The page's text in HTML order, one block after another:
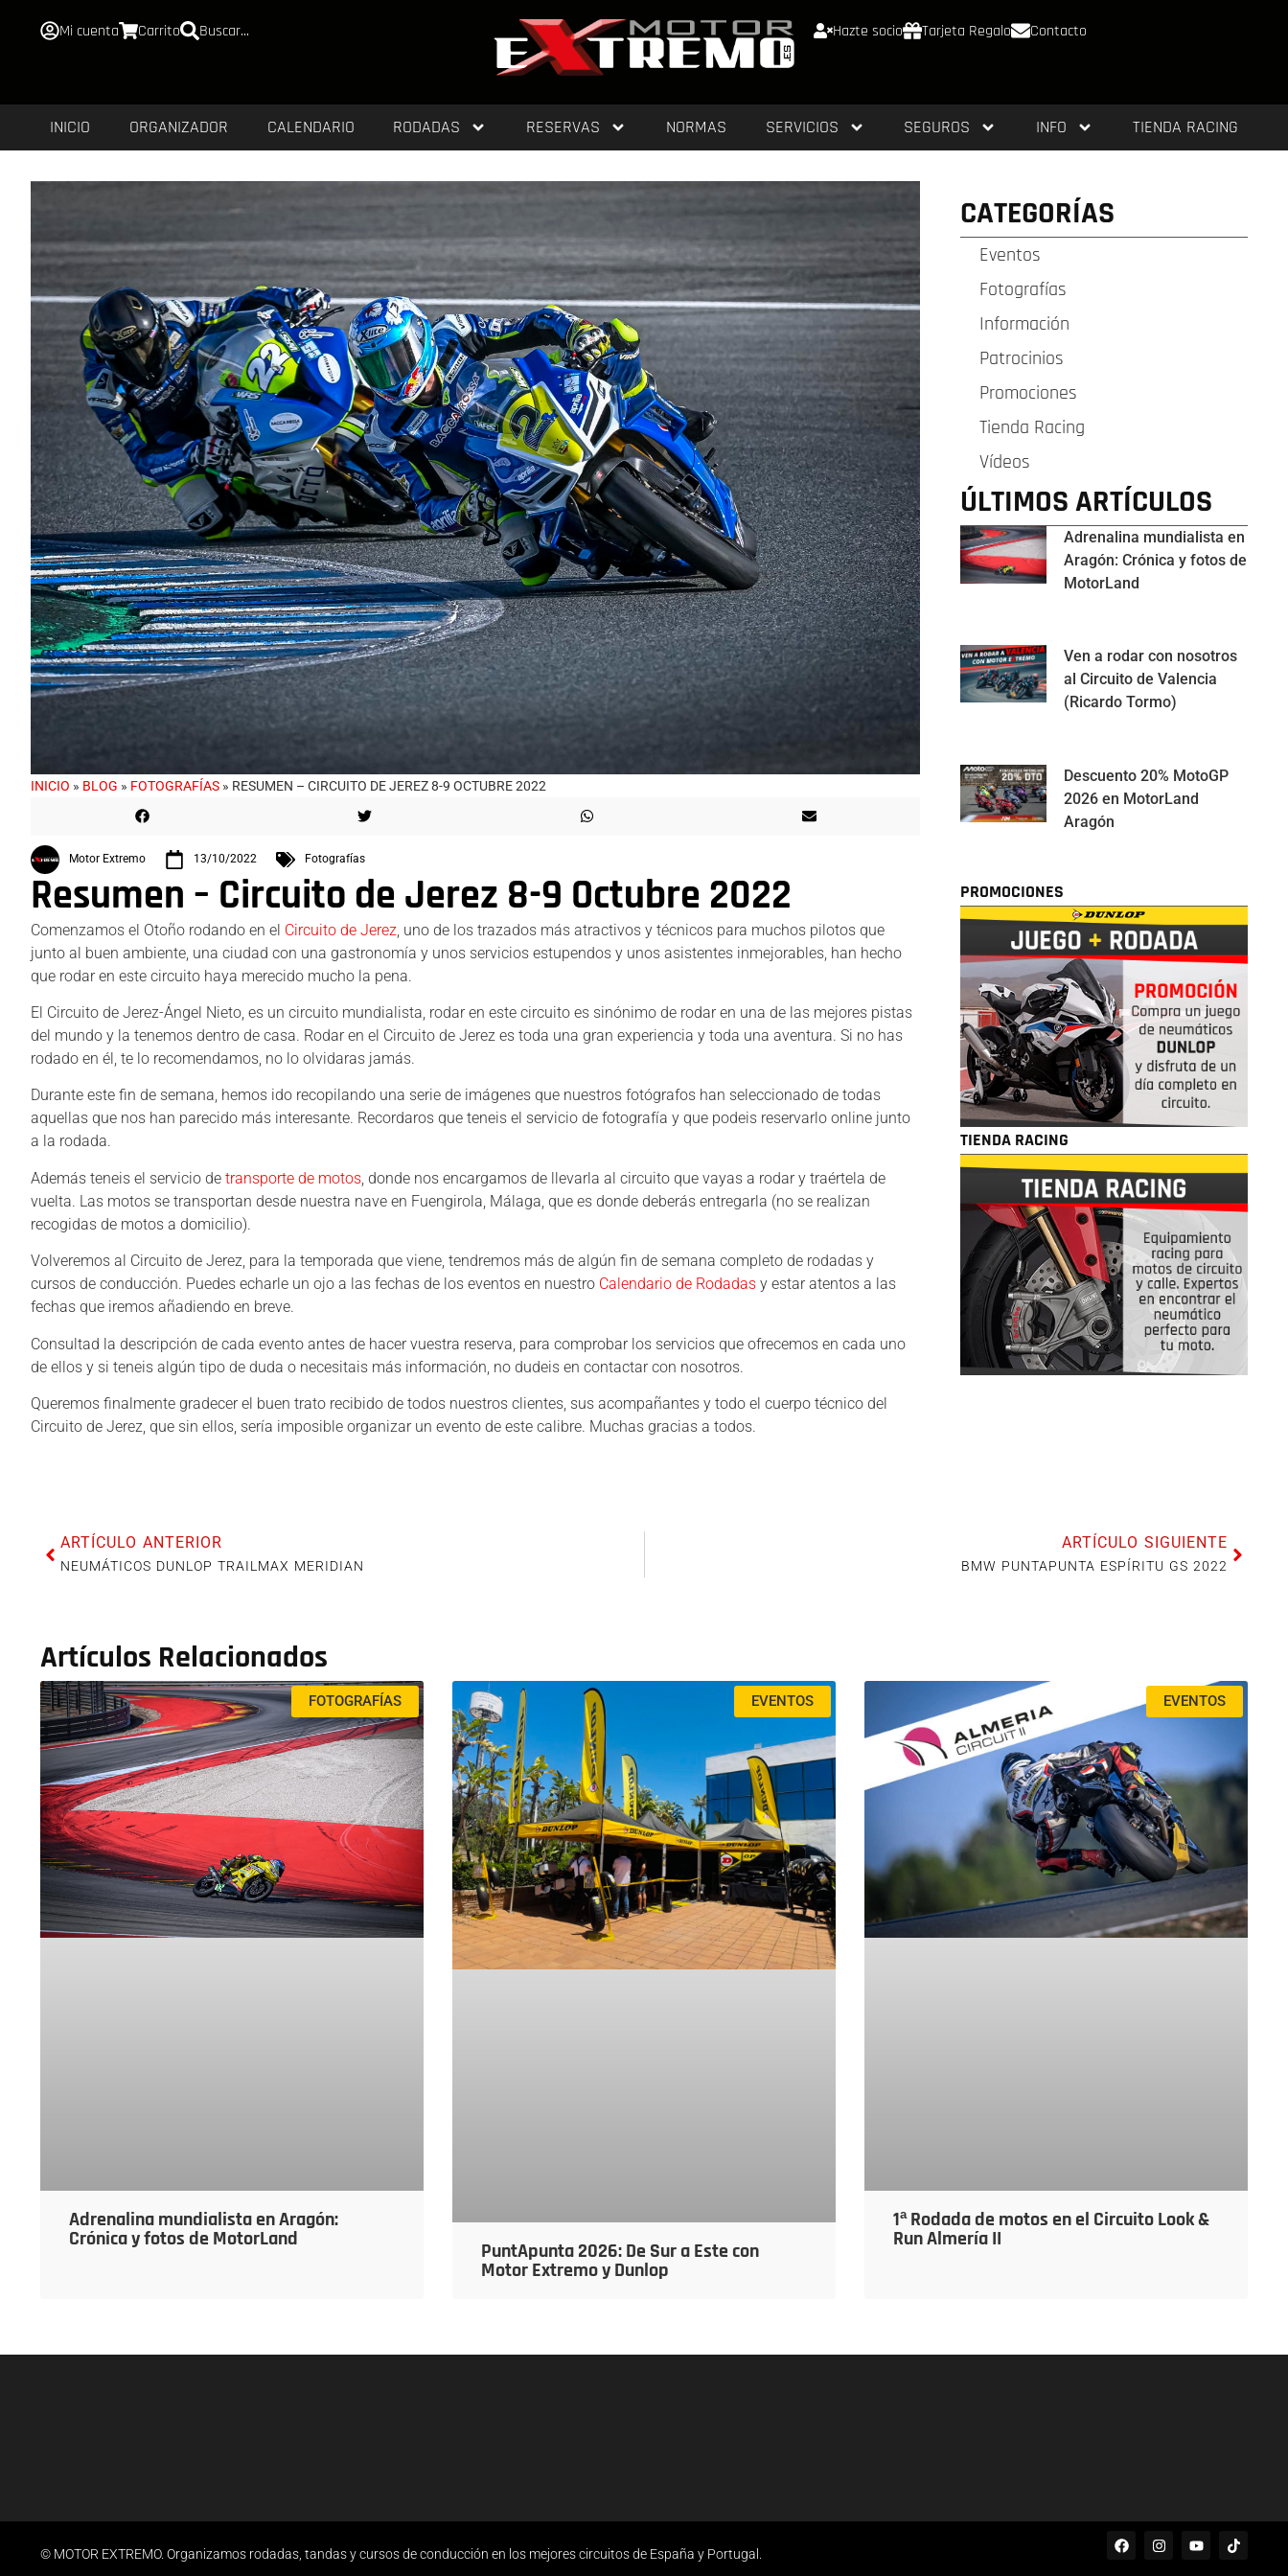
Mi cuenta Carrito Buscar... Hazte socio Tarjeta Regalo Contacto
INICIO ORGANIZADOR CALENDARIO RODADAS RESERVAS NORMAS SERVICIOS SEGUROS INFO TIENDA RACING
INICIO » BLOG » FOTOGRAFÍAS » RESUMEN – CIRCUITO DE JEREZ 8-9 OCTUBRE 2022
Motor Extremo 13/10/2022 Fotografías
Resumen – Circuito de Jerez 8-9 Octubre 2022
Comenzamos el Otoño rodando en el Circuito de Jerez , uno de los trazados más atractivos y técnicos para muchos pilotos que
junto al buen ambiente, una ciudad con una gastronomía y unos servicios estupendos y unos asistentes inmejorables, han hecho
que rodar en este circuito haya merecido mucho la pena.
El Circuito de Jerez-Ángel Nieto, es un circuito mundialista, rodar en este circuito es sinónimo de rodar en una de las mejores pistas
del mundo y la tenemos dentro de casa. Rodar en el Circuito de Jerez es toda una gran experiencia y toda una aventura. Si no has
rodado en él, te lo recomendamos, no lo olvidaras jamás.
Durante este fin de semana, hemos ido recopilando una serie de imágenes que nuestros fotógrafos han seleccionado de todas
aquellas que nos han parecido más interesante. Recordaros que teneis el servicio de fotografía y que podeis reservarlo online junto
a la rodada.
Además teneis el servicio de transporte de motos, donde nos encargamos de llevarla al circuito que vayas a rodar y traértela de
vuelta. Las motos se transportan desde nuestra nave en Fuengirola, Málaga, que es donde deberás entregarla (no se realizan
recogidas de motos a domicilio).
Volveremos al Circuito de Jerez, para la temporada que viene, tendremos más de algún fin de semana completo de rodadas y
cursos de conducción. Puedes echarle un ojo a las fechas de los eventos en nuestro Calendario de Rodadas y estar atentos a las
fechas que iremos añadiendo en breve.
Consultad la descripción de cada evento antes de hacer vuestra reserva, para comprobar los servicios que ofrecemos en cada uno
de ellos y si teneis algún tipo de duda o necesitais más información, no dudeis en contactar con nosotros.
Queremos finalmente gradecer el buen trato recibido de todos nuestros clientes, sus acompañantes y todo el cuerpo técnico del
Circuito de Jerez, que sin ellos, sería imposible organizar un evento de este calibre. Muchas gracias a todos.
CATEGORÍAS
Eventos
Fotografías
Información
Patrocinios
Promociones
Tienda Racing
Vídeos
ÚLTIMOS ARTÍCULOS
Adrenalina mundialista en
Aragón: Crónica y fotos de
MotorLand
Ven a rodar con nosotros
al Circuito de Valencia
(Ricardo Tormo)
Descuento 20% MotoGP
2026 en MotorLand
Aragón
PROMOCIONES
TIENDA RACING
ARTÍCULO ANTERIOR
NEUMÁTICOS DUNLOP TRAILMAX MERIDIAN
ARTÍCULO SIGUIENTE
BMW PUNTAPUNTA ESPÍRITU GS 2022
Artículos Relacionados
FOTOGRAFÍAS
Adrenalina mundialista en Aragón:
Crónica y fotos de MotorLand
EVENTOS
PuntApunta 2026: De Sur a Este con
Motor Extremo y Dunlop
EVENTOS
1ª Rodada de motos en el Circuito Look &
Run Almería II
© MOTOR EXTREMO. Organizamos rodadas, tandas y cursos de conducción en los mejores circuitos de España y Portugal.